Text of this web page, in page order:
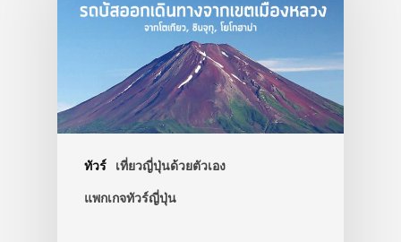
ทัวร์ เที่ยวญี่ปุ่นด้วยตัวเอง
แพกเกจทัวร์ญี่ปุ่น